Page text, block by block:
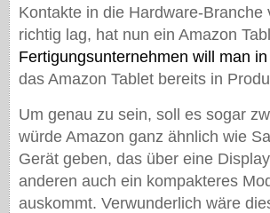
Kontakte in die Hardware-
richtig lag, hat nun ein Amazon
Fertigungsunternehmen will man
das Amazon Tablet bereits in
Um genau zu sein, soll es sogar
würde Amazon ganz ähnlich wie
Gerät geben, das über eine
anderen auch ein kompakteres
auskommt. Verwunderlich wäre